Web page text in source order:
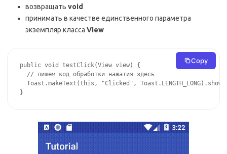
возвращать void
принимать в качестве единственного параметра
экземпляр класса View
public void testClick(View view) {
  // пишем код обработки нажатия здесь
Toast.makeText(this, "Clicked",
}
Copy